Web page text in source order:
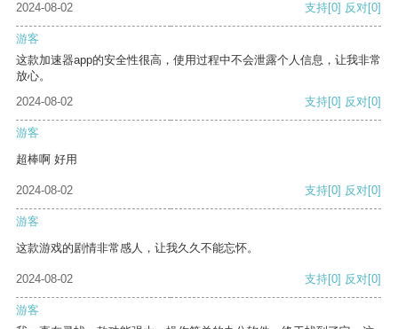
2024-08-02
支持[0] 反对[0]
游客
这款加速器app的安全性很高，使用过程中不会泄露个人信息，让我非常
放心。
2024-08-02
支持[0] 反对[0]
游客
超棒啊 好用
2024-08-02 支持[0] 反对[0]
游客
这款游戏的剧情非常感人，让我久久不能忘怀。
2024-08-02 支持[0] 反对[0]
游客